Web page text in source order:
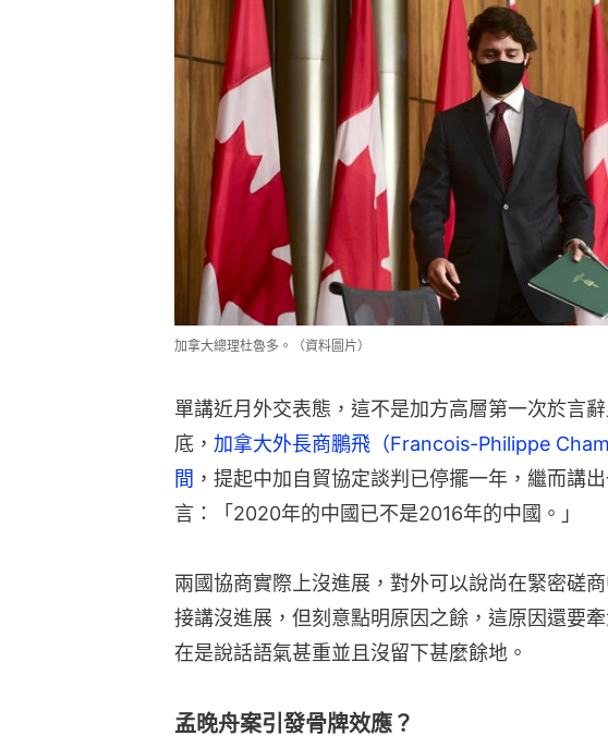
加拿大總理杜魯多。（資料圖片）
單講近月外交表態，這不是加方高層第一次於言
底， 加拿大外長商鵬飛（Francois-Philippe
間 ，提起中加自貿協定談判已停擺一年，繼而講
言：「2020年的中國已不是2016年的中國。」
兩國協商實際上沒進展，對外可以說尚在緊密磋
接講沒進展，但刻意點明原因之餘，這原因還要
在是說話語氣甚重並且沒留下甚麼餘地。
孟晚舟案引發骨牌效應？